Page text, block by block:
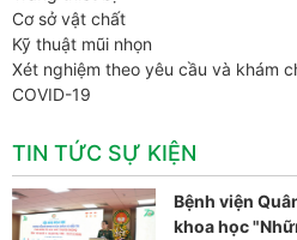
Cơ sở vật chất
Kỹ thuật mũi nhọn
Xét nghiệm theo yêu cầu và khám
COVID-19
TIN TỨC SỰ KIỆN
Bệnh viện
khoa học